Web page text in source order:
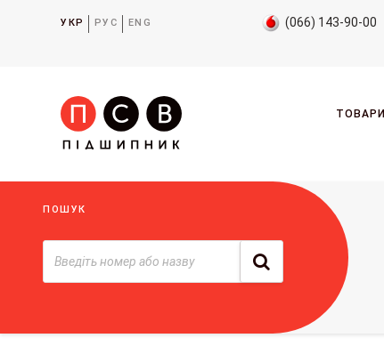
УКР РУС ENG (066) 143-90-00
ТОВАРИ
ПОШУК